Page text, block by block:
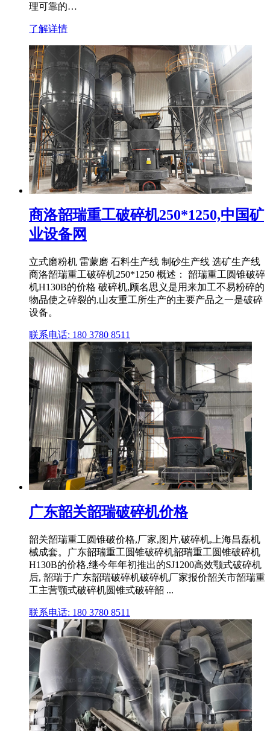
理可靠的…
了解详情
商洛韶瑞重工破碎机250*1250,中国矿
业设备网
立式磨粉机 雷蒙磨 石料生产线 制砂生产线 选矿生产线
商洛韶瑞重工破碎机250*1250 概述： 韶瑞重工圆锥破碎
机H130B的价格 破碎机,顾名思义是用来加工不易粉碎的
物品使之碎裂的,山友重工所生产的主要产品之一是破碎
设备。
联系电话: 180 3780 8511
广东韶关韶瑞破碎机价格
韶关韶瑞重工圆锥破价格,厂家,图片,破碎机,上海昌磊机
械成套。广东韶瑞重工圆锥破碎机韶瑞重工圆锥破碎机
H130B的价格,继今年年初推出的SJ1200高效颚式破碎机
后, 韶瑞于广东韶瑞破碎机破碎机厂家报价韶关市韶瑞重
工主营颚式破碎机圆锥式破碎韶 ...
联系电话: 180 3780 8511